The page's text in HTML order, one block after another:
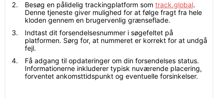
Besøg en pålidelig trackingplatform som track.global.
Denne tjeneste giver mulighed for at følge fragt fra hele
kloden gennem en brugervenlig grænseflade.
Indtast dit forsendelsesnummer i søgefeltet på
platformen. Sørg for, at nummeret er korrekt for at undgå
fejl.
Få adgang til opdateringer om din forsendelses status.
Informationerne inkluderer typisk nuværende placering,
forventet ankomsttidspunkt og eventuelle forsinkelser.